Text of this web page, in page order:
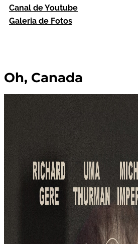
Canal de Youtube
Galeria de Fotos
Oh, Canada